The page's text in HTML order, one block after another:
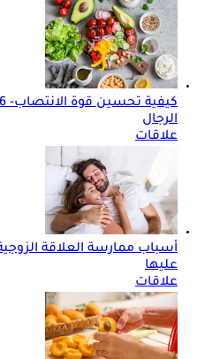
الرجال
علاقات
عليها
علاقات